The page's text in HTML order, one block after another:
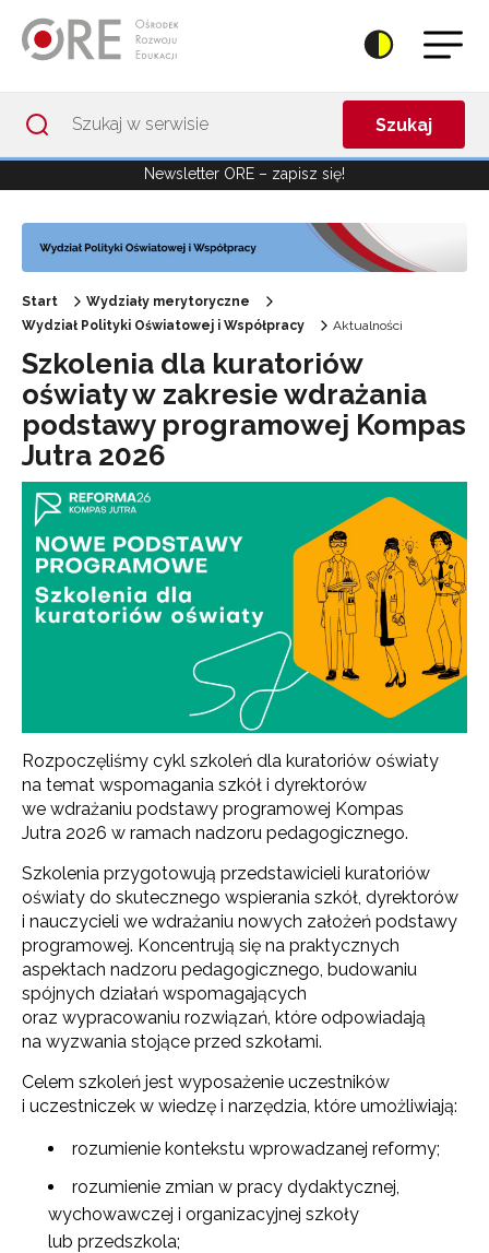
Szukaj
Newsletter ORE – zapisz się!
Start
Wydziały merytoryczne
Wydział Polityki Oświatowej i Współpracy
Aktualności
Szkolenia dla kuratoriów
oświaty w zakresie wdrażania
podstawy programowej Kompas
Jutra 2026
Rozpoczęliśmy cykl szkoleń dla kuratoriów oświaty
na temat wspomagania szkół i dyrektorów
we wdrażaniu podstawy programowej Kompas
Jutra 2026 w ramach nadzoru pedagogicznego.
Szkolenia przygotowują przedstawicieli kuratoriów
oświaty do skutecznego wspierania szkół, dyrektorów
i nauczycieli we wdrażaniu nowych założeń podstawy
programowej. Koncentrują się na praktycznych
aspektach nadzoru pedagogicznego, budowaniu
spójnych działań wspomagających
oraz wypracowaniu rozwiązań, które odpowiadają
na wyzwania stojące przed szkołami.
Celem szkoleń jest wyposażenie uczestników
i uczestniczek w wiedzę i narzędzia, które umożliwiają:
rozumienie kontekstu wprowadzanej reformy;
rozumienie zmian w pracy dydaktycznej,
wychowawczej i organizacyjnej szkoły
lub przedszkola;